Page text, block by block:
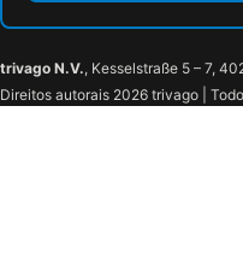
trivago N.V., Kesselstraße 5 – 7,
Direitos autorais 2026 trivago |